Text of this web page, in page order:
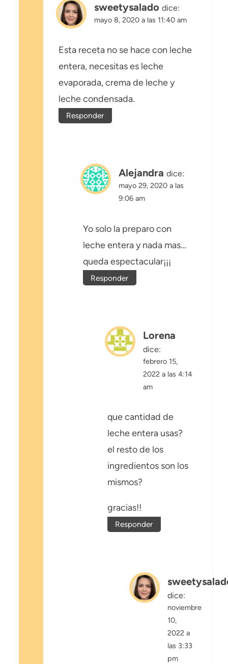
sweetysalado dice:
mayo 8, 2020 a las 11:40 am
Esta receta no se hace con leche
entera, necesitas es leche
evaporada, crema de leche y
leche condensada.
Responder
Alejandra dice:
mayo 29, 2020 a las
9:06 am
Yo solo la preparo con
leche entera y nada mas…
queda espectacular¡¡¡
Responder
Lorena
dice:
febrero 15,
2022 a las 4:14
am
que cantidad de
leche entera usas?
el resto de los
ingredientos son los
mismos?
gracias!!
Responder
dice:
noviembre
10,
2022 a
las 3:33
pm